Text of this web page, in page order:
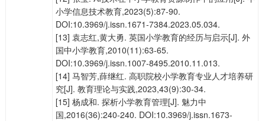
小学信息技术教育,2023(5):87-90.
DOI:10.3969/j.issn.1671-7384.2023.05.034.
[13] 袁志红,黄大勇. 英国小学教育的经历与启示[J]. 外
国中小学教育,2010(11):63-65.
DOI:10.3969/j.issn.1007-8495.2010.11.013.
[14] 马智芳,薛继红. 高职院校小学教育专业人才培养研
究[J]. 教育理论与实践,2023,43(9):30-34.
[15] 杨成和. 探析小学教育管理[J]. 魅力中
国,2016(36):240-240. DOI:10.3969/j.issn.1673-